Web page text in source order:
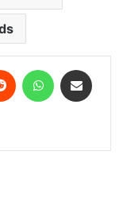
Reddit WhatsApp